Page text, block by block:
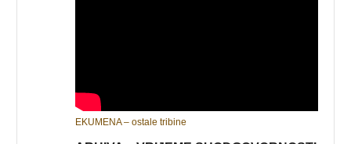
EKUMENA – ostale tribine